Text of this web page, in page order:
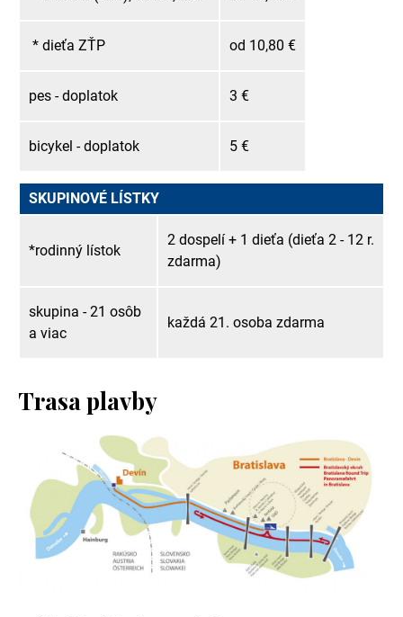
* dieťa ZŤP od 10,80 €
pes - doplatok 3 €
bicykel - doplatok 5 €
SKUPINOVÉ LÍSTKY
*rodinný lístok
2 dospelí + 1 dieťa (dieťa 2 - 12 r.
zdarma)
skupina - 21 osôb
a viac
každá 21. osoba zdarma
Trasa plavby